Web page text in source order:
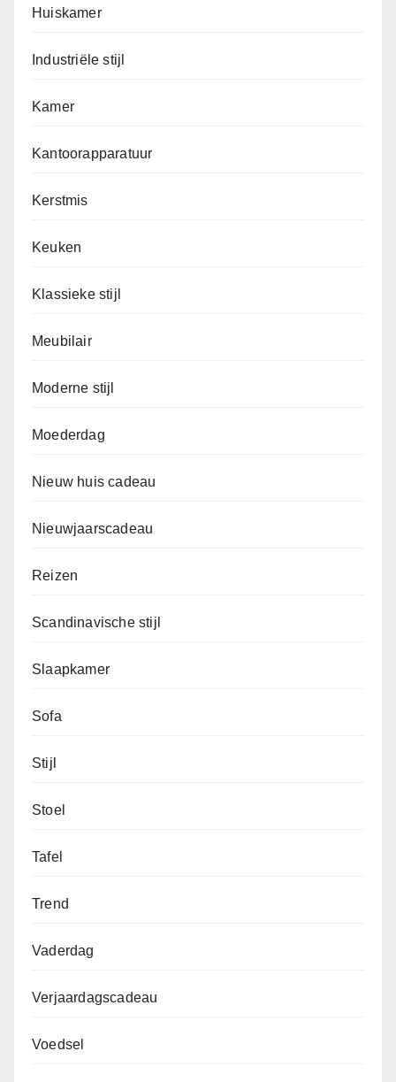
Huiskamer
Industriële stijl
Kamer
Kantoorapparatuur
Kerstmis
Keuken
Klassieke stijl
Meubilair
Moderne stijl
Moederdag
Nieuw huis cadeau
Nieuwjaarscadeau
Reizen
Scandinavische stijl
Slaapkamer
Sofa
Stijl
Stoel
Tafel
Trend
Vaderdag
Verjaardagscadeau
Voedsel